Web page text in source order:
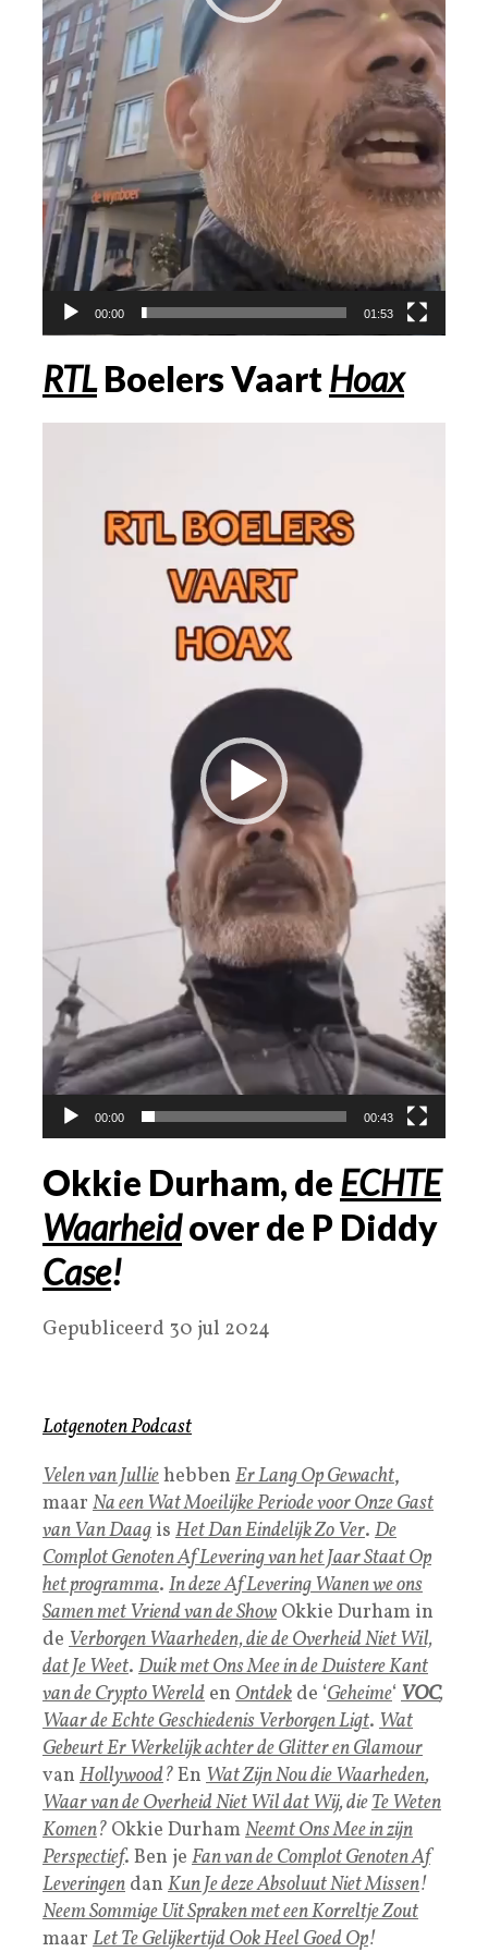
00:00 01:53
RTLBoelers VaartHoax
00:00 00:43
Okkie Durham, de ECHTE
Waarheidover de P Diddy
Case!
Gepubliceerd 30 jul 2024
Lotgenoten Podcast
Velen van Julliehebben Er Lang Op Gewacht,
maar Na een Wat Moeilijke Periode voor Onze Gast
van Van Daag is Het Dan Eindelijk Zo Ver. De
Complot Genoten Af Levering van het Jaar Staat Op
het programma. In deze Af Levering Wanen we ons
Samen met Vriend van de Show Okkie Durham in
de Verborgen Waarheden, die de Overheid Niet Wil,
dat Je Weet. Duik met Ons Mee in de Duistere Kant
van de Crypto Wereld en Ontdek de ‘Geheime‘VOC,
Waar de Echte Geschiedenis Verborgen Ligt. Wat
Gebeurt Er Werkelijk achter de Glitter en Glamour
van Hollywood?En Wat Zijn Nou die Waarheden,
Waar van de Overheid Niet Wil dat Wij, dieTe Weten
Komen? Okkie DurhamNeemt Ons Mee in zijn
Perspectief. Ben je Fan van de Complot Genoten Af
Leveringen dan Kun Je deze Absoluut Niet Missen!
Neem Sommige Uit Spraken met een Korreltje Zout
maar Let Te Gelijkertijd Ook Heel Goed Op!